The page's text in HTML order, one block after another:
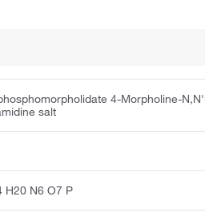
4-Morpholine-
salt
H20 N6 O7 P